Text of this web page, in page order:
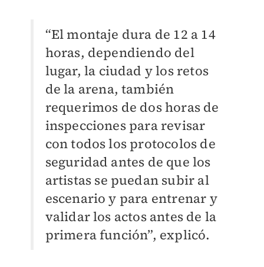
“El montaje dura de 12 a 14
horas, dependiendo del
lugar, la ciudad y los retos
de la arena, también
requerimos de dos horas de
inspecciones para revisar
con todos los protocolos de
seguridad antes de que los
artistas se puedan subir al
escenario y para entrenar y
validar los actos antes de la
primera función”, explicó.